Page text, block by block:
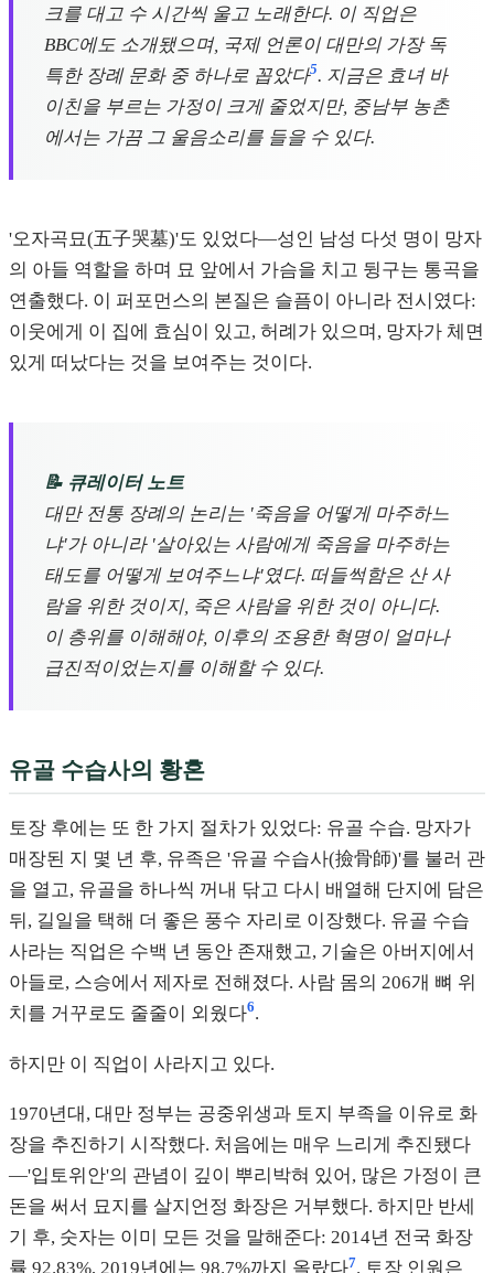
크를 대고 수 시간씩 울고 노래한다. 이 직업은
BBC에도 소개됐으며, 국제 언론이 대만의 가장 독
특한 장례 문화 중 하나로 꼽았다5. 지금은 효녀 바
이친을 부르는 가정이 크게 줄었지만, 중남부 농촌
에서는 가끔 그 울음소리를 들을 수 있다.
'오자곡묘(五子哭墓)'도 있었다—성인 남성 다섯 명이 망자
의 아들 역할을 하며 묘 앞에서 가슴을 치고 뒹구는 통곡을
연출했다. 이 퍼포먼스의 본질은 슬픔이 아니라 전시였다:
이웃에게 이 집에 효심이 있고, 허례가 있으며, 망자가 체면
있게 떠났다는 것을 보여주는 것이다.
📝 큐레이터 노트
대만 전통 장례의 논리는 '죽음을 어떻게 마주하느
냐'가 아니라 '살아있는 사람에게 죽음을 마주하는
태도를 어떻게 보여주느냐'였다. 떠들썩함은 산 사
람을 위한 것이지, 죽은 사람을 위한 것이 아니다.
이 층위를 이해해야, 이후의 조용한 혁명이 얼마나
급진적이었는지를 이해할 수 있다.
유골 수습사의 황혼
토장 후에는 또 한 가지 절차가 있었다: 유골 수습. 망자가
매장된 지 몇 년 후, 유족은 '유골 수습사(撿骨師)'를 불러 관
을 열고, 유골을 하나씩 꺼내 닦고 다시 배열해 단지에 담은
뒤, 길일을 택해 더 좋은 풍수 자리로 이장했다. 유골 수습
사라는 직업은 수백 년 동안 존재했고, 기술은 아버지에서
아들로, 스승에서 제자로 전해졌다. 사람 몸의 206개 뼈 위
치를 거꾸로도 줄줄이 외웠다6.
하지만 이 직업이 사라지고 있다.
1970년대, 대만 정부는 공중위생과 토지 부족을 이유로 화
장을 추진하기 시작했다. 처음에는 매우 느리게 추진됐다
—'입토위안'의 관념이 깊이 뿌리박혀 있어, 많은 가정이 큰
돈을 써서 묘지를 살지언정 화장은 거부했다. 하지만 반세
기 후, 숫자는 이미 모든 것을 말해준다: 2014년 전국 화장
률 92.83%, 2019년에는 98.7%까지 올랐다7. 토장 인원은